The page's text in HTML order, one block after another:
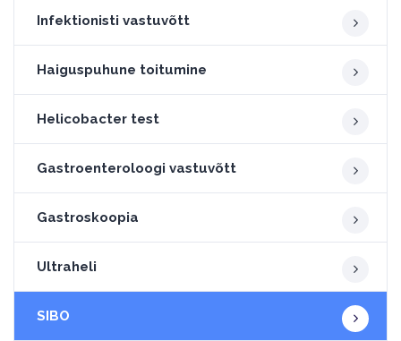
Infektionisti vastuvõtt
Haiguspuhune toitumine
Helicobacter test
Gastroenteroloogi vastuvõtt
Gastroskoopia
Ultraheli
SIBO